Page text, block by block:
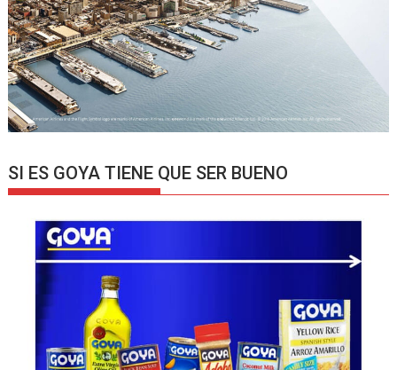
SI ES GOYA TIENE QUE SER BUENO